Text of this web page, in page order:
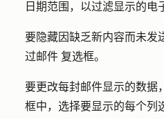
日期范围 ，以过滤显示的电
要隐藏因缺乏新内容而未发
过邮件 复选框。
要更改每封邮件显示的数据
框中，选择要显示的每个列